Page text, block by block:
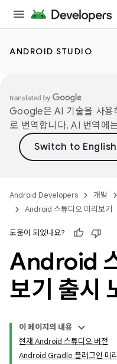
ANDROID STUDIO
Google은 AI 기술을 사용
로 번역합니다. AI 번역에
Android Developers 개발
Android 스튜디오 미리보기
도움이 되었나요?
Android
보기 출시
이 페이지의 내용
현재 Android 스튜디오 버전
Android Gradle 플러그인 미